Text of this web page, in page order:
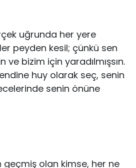
uğrunda her yere
peyden kesil; çünkü sen
bizim için yaradılmışsın.
huy olarak seç, senin
senin önüne
geçmiş olan kimse, her ne